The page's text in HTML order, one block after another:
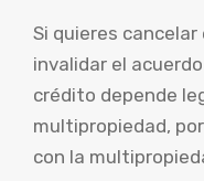
Si quieres
invalidar el
crédito depende
multipropiedad,
con la